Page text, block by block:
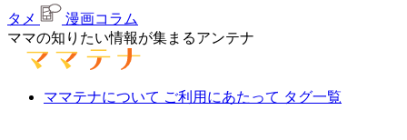
タメ
漫画コラム
ママの知りたい情報が集まるアンテナ
ママテナについて ご利用にあたって タグ一覧